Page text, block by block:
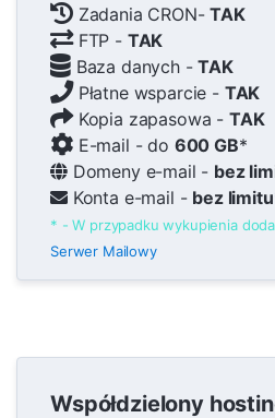
Zadania CRON-TAK
FTP - TAK
Baza danych -TAK
Płatne wsparcie - TAK
Kopia zapasowa - TAK
E-mail - do 600 GB*
Domeny e-mail - bez
Konta e-mail - bez limitu
* - W przypadku wykupienia
Serwer Mailowy
Współdzielony